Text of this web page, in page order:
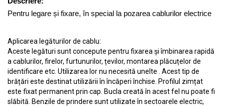
Pentru legare și fixare, în special la pozarea cablurilor electrice
Aplicarea legăturilor de cablu:
Aceste legături sunt concepute pentru fixarea și îmbinarea rapidă
a cablurilor, firelor, furtunurilor, țevilor, montarea plăcuțelor de
identificare etc. Utilizarea lor nu necesită unelte . Acest tip de
brățări este destinat utilizării în încăperi închise. Profilul zimțat
este fixat permanent prin cap. Bucla creată în acest fel nu poate fi
slăbită. Benzile de prindere sunt utilizate în sectoarele electric,